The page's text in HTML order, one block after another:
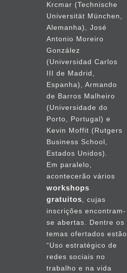
Krcmar (Technische
Universität München,
Alemanha), José
Antonio Moreiro
González
(Universidad Carlos
III de Madrid,
Espanha), Armando
de Barros Malheiro
(Universidade do
Porto, Portugal) e
Kevin Moffit (Rutgers
Business School,
Estados Unidos).
Em paralelo,
acontecerão vários
workshops
gratuitos , cujas
inscrições encontram-
se abertas. Dentre os
temas ofertados estão
“Uso estratégico de
redes sociais no
trabalho e na vida